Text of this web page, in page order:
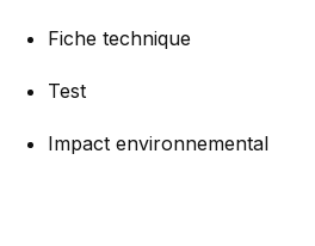
Fiche technique
Test
Impact environnemental